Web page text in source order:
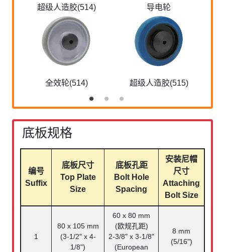
超级人造胶(514)
全效轮(514)
导电轮
超级人造胶(515)
底板规格
编号
Suffix
底板尺寸
Top Plate
Size
底板孔距
Bolt Hole
Spacing
安装尼帽
尺寸
Attaching
Bolt Size
1
80 x 105 mm
(3-1/2" x 4-
1/8")
60 x 80 mm
(欧规孔距)
2-3/8" x 3-1/8"
(European
8 mm
(5/16")